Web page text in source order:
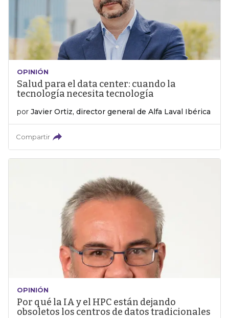
OPINIÓN
Salud para el data center: cuando la
tecnología necesita tecnología
por Javier Ortiz, director general de Alfa Laval Ibérica
Compartir
OPINIÓN
Por qué la IA y el HPC están dejando
obsoletos los centros de datos tradicionales